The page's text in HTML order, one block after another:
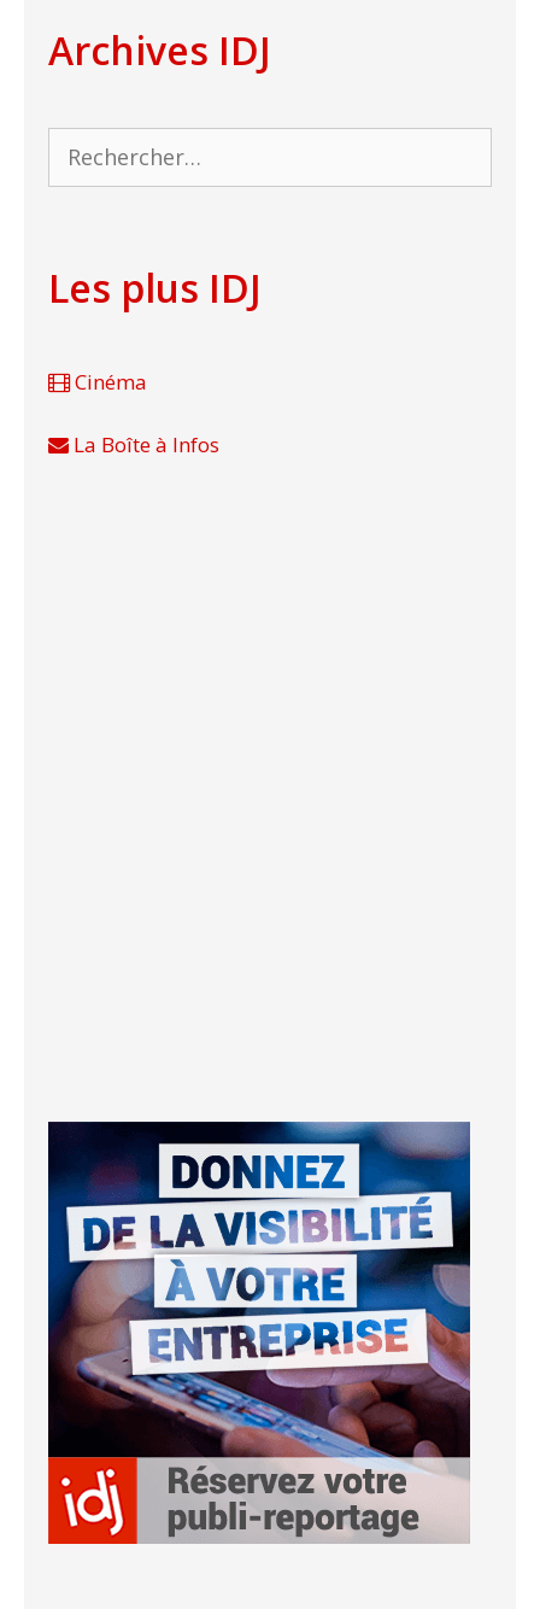
Archives IDJ
Rechercher :
Les plus IDJ
Cinéma
La Boîte à Infos